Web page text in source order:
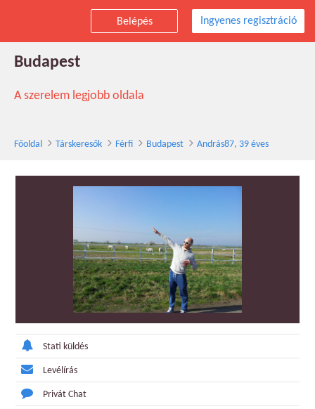
Belépés Ingyenes regisztráció
András87 társkereső férfi, 39 éves,
Budapest
A szerelem legjobb oldala
Főoldal Társkeresők Férfi Budapest András87, 39 éves
Stati küldés
Levélírás
Privát Chat